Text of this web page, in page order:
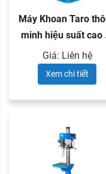
Máy Khoan Taro
minh hiệu suất cao
Giá: Liên hệ
Xem chi tiết